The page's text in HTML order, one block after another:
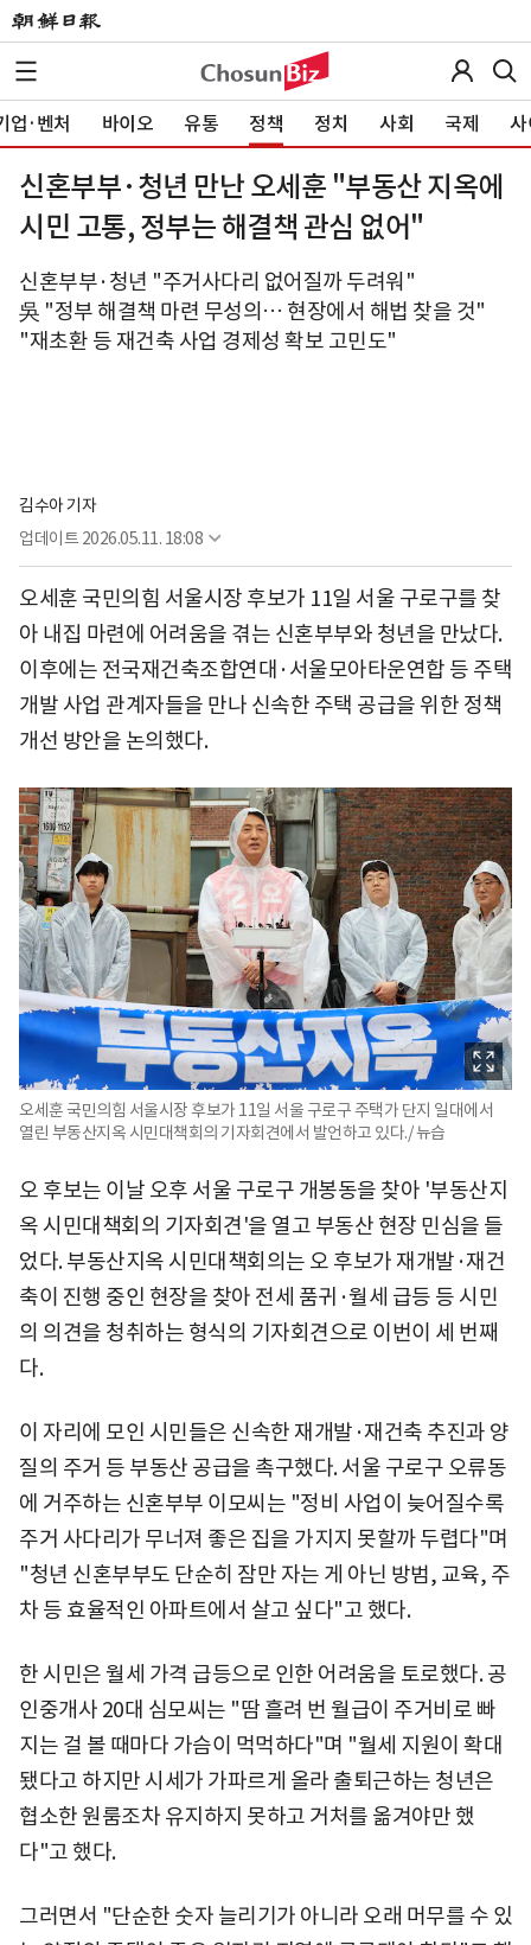
업·벤처 바이오 유통 정책 정치 사회 국제 사
신혼부부·청년 만난 오세훈 "부동산 지옥에
시민 고통, 정부는 해결책 관심 없어"
신혼부부·청년 "주거사다리 없어질까 두려워"
吳 "정부 해결책 마련 무성의… 현장에서 해법 찾을 것"
"재초환 등 재건축 사업 경제성 확보 고민도"
김수아 기자
업데이트 2026.05.11. 18:08
오세훈 국민의힘 서울시장 후보가 11일 서울 구로구를 찾
아 내집 마련에 어려움을 겪는 신혼부부와 청년을 만났다.
이후에는 전국재건축조합연대·서울모아타운연합 등 주택
개발 사업 관계자들을 만나 신속한 주택 공급을 위한 정책
개선 방안을 논의했다.
오세훈 국민의힘 서울시장 후보가 11일 서울 구로구 주택가 단지 일대에서
열린 부동산지옥 시민대책회의 기자회견에서 발언하고 있다./ 뉴습
오 후보는 이날 오후 서울 구로구 개봉동을 찾아 '부동산지
옥 시민대책회의 기자회견'을 열고 부동산 현장 민심을 들
었다. 부동산지옥 시민대책회의는 오 후보가 재개발·재건
축이 진행 중인 현장을 찾아 전세 품귀·월세 급등 등 시민
의 의견을 청취하는 형식의 기자회견으로 이번이 세 번째
다.
이 자리에 모인 시민들은 신속한 재개발·재건축 추진과 양
질의 주거 등 부동산 공급을 촉구했다. 서울 구로구 오류동
에 거주하는 신혼부부 이모씨는 "정비 사업이 늦어질수록
주거 사다리가 무너져 좋은 집을 가지지 못할까 두렵다"며
"청년 신혼부부도 단순히 잠만 자는 게 아닌 방범, 교육, 주
차 등 효율적인 아파트에서 살고 싶다"고 했다.
한 시민은 월세 가격 급등으로 인한 어려움을 토로했다. 공
인중개사 20대 심모씨는 "땀 흘려 번 월급이 주거비로 빠
지는 걸 볼 때마다 가슴이 먹먹하다"며 "월세 지원이 확대
됐다고 하지만 시세가 가파르게 올라 출퇴근하는 청년은
협소한 원룸조차 유지하지 못하고 거처를 옮겨야만 했
다"고 했다.
그러면서 "단순한 숫자 늘리기가 아니라 오래 머무를 수 있